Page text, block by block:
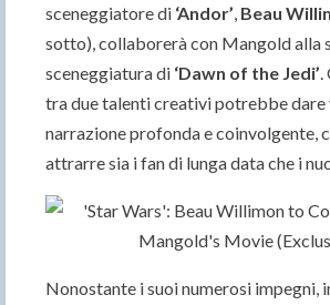
sceneggiatore di ‘Andor’, Beau
sotto), collaborerà con Mangold alla
sceneggiatura di ‘Dawn of the Jedi’.
tra due talenti creativi potrebbe dare
narrazione profonda e coinvolgente,
attrarre sia i fan di lunga data che i
Nonostante i suoi numerosi impegni,